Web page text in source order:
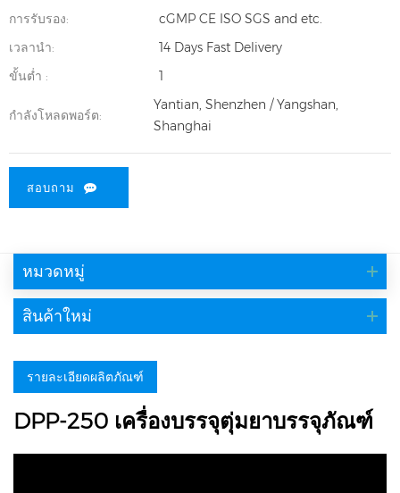
การรับรอง:
cGMP CE ISO SGS and etc.
เวลานำ:
14 Days Fast Delivery
ขั้นต่ำ :
1
กำลังโหลดพอร์ต:
Yantian, Shenzhen / Yangshan,
Shanghai
สอบถาม
หมวดหมู่
สินค้าใหม่
รายละเอียดผลิตภัณฑ์
DPP-250 เครื่องบรรจุตุ่มยาบรรจุภัณฑ์